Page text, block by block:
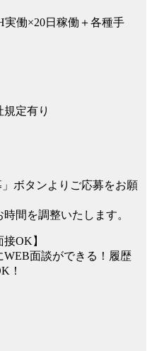
実働×20日稼働＋各種手
規定有り
」ボタンよりご応募をお願
間を調整いたします。
OK】
面談ができる！履歴
！